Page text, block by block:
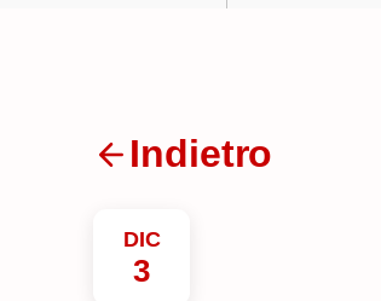
Indietro
DIC
3